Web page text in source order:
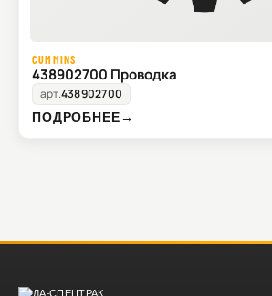
CUMMINS
438902700 Проводка
арт.438902700
ПОДРОБНЕЕ→